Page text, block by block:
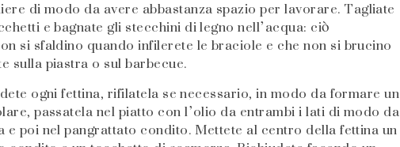
di modo da avere abbastanza spazio per lavorare. Tagliate
e bagnate gli stecchini di legno nell’acqua: ciò
si sfaldino quando infilerete le braciole e che non si brucino
sulla piastra o sul barbecue.
ogni fettina, rifilatela se necessario, in modo da formare un
passatela nel piatto con l’olio da entrambi i lati di modo da
e poi nel pangrattato condito. Mettete al centro della fettina un